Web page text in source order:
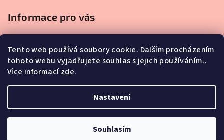
Tento web používá soubory cookie. Dalším procházením
tohoto webu vyjadřujete souhlas s jejich používáním..
Více informacízde.
Nastavení
Souhlasím
Informace pro vás
Podmínky ochrany osobních údajů
Na co se mě nejčastěji ptáte - ŠPERKY Z MATEŘSKÉHO MLÉKA
Proč nakupovat u nás?
Reklamace, výměna a vrácení zboží